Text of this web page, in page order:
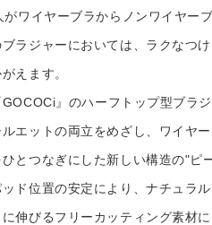
ェブストア
トピックス
がワイヤーブラからノンワイヤー
ラジャーにおいては、ラクなつ
えます。
』のハーフトップ型ブラ
エットの両立をめざし、ワイヤ
とつなぎにした新しい構造の"ピ
ド位置の安定により、ナチュラ
伸びるフリーカッティング素材